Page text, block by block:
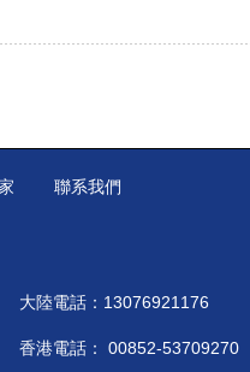
聯系我們
大陸電話： 13076921176
香港電話： 00852-53709270